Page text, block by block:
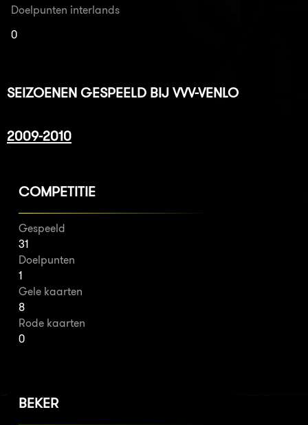
Doelpunten interlands
0
SEIZOENEN GESPEELD BIJ VVV-VENLO
2009-2010
COMPETITIE
Gespeeld
31
Doelpunten
1
Gele kaarten
8
Rode kaarten
0
BEKER